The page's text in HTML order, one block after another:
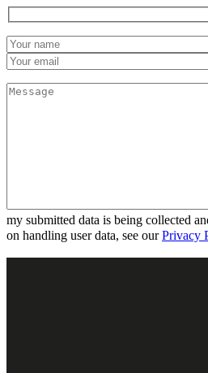
my submitted data is being collected
on handling user data, see ourPrivacy